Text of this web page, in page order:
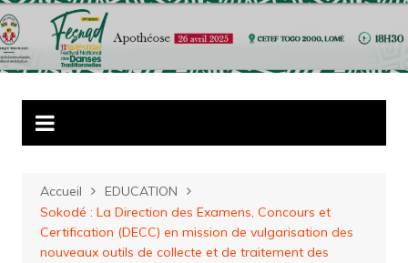
Aller
au
contenu
Accueil
EDUCATION
Sokodé : La Direction des Examens, Concours et
Certification (DECC) en mission de vulgarisation des
nouveaux outils de collecte et de traitement des